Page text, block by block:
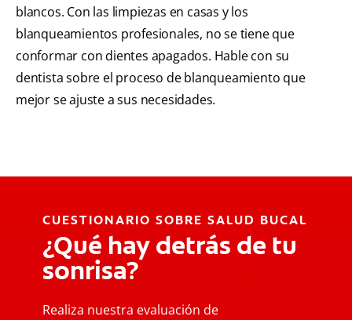
blancos. Con las limpiezas en casas y los
blanqueamientos profesionales, no se tiene que
conformar con dientes apagados. Hable con su
dentista sobre el proceso de blanqueamiento que
mejor se ajuste a sus necesidades.
CUESTIONARIO SOBRE SALUD BUCAL
¿Qué hay detrás de tu
sonrisa?
Realiza nuestra evaluación de